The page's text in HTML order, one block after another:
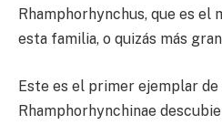
Rhamphorhynchus, que es el
esta familia, o quizás más
Este es el primer ejemplar
Rhamphorhynchinae